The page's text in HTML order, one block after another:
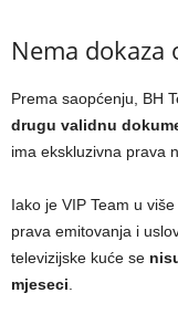
Nema
Prema saopćenju, BH
drugu validnu
ima ekskluzivna prava
Iako je VIP Team u
prava emitovanja i
televizijske kuće se
mjeseci